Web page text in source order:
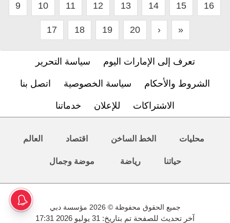
9 10 11 12 13 14 15 16
17 18 19 20 › »
تعرف إلى الإمارات اليوم سياسة التحرير
الشروط والأحكام سياسة الخصوصية اتصل بنا
الاشتراكات للإعلان خدماتنا
محليات الخط الساخن اقتصاد العالم
حياتنا رياضة موضة وجمال
جميع الحقوق محفوظة © 2026 مؤسسة دبي
آخر تحديث للصفحة تم بتاريخ: 31 يوليو 2026 17:31